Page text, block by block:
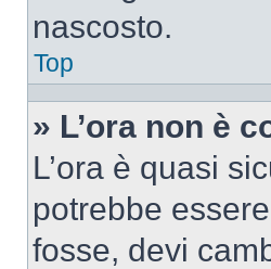
nascosto.
Top
» L’ora non è
L’ora è quasi
potrebbe
fosse, devi